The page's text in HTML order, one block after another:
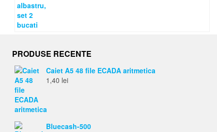
PRODUSE RECENTE
Caiet A5 48 file ECADA aritmetica
1,40 lei
Bluecash-500